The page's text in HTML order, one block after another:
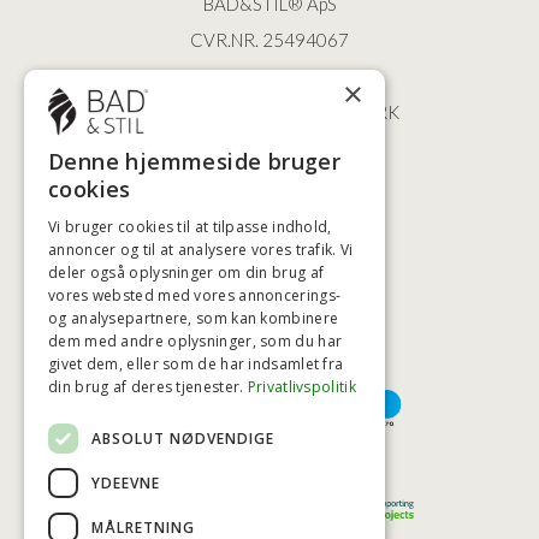
CVR.NR. 25494067
ØSTERBROGADE 202
2100 KØBENHAVN • DANMARK
+45 3920 5084
HØJESTE KREDITVÆRDIGHED
BETALINGSMULIGHEDER
×
Denne hjemmeside bruger
cookies
Vi bruger cookies til at tilpasse indhold,
annoncer og til at analysere vores trafik. Vi
deler også oplysninger om din brug af
vores websted med vores annoncerings-
og analysepartnere, som kan kombinere
dem med andre oplysninger, som du har
givet dem, eller som de har indsamlet fra
din brug af deres tjenester. Privatlivspolitik
ABSOLUT NØDVENDIGE
YDEEVNE
MÅLRETNING